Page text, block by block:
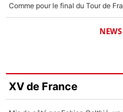
XV de France